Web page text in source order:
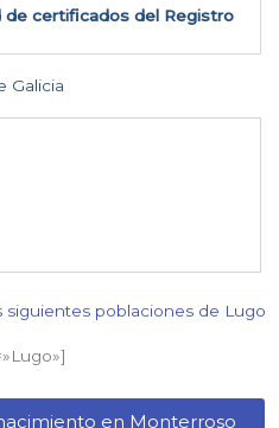
de certificados del Registro
Galicia
siguientes poblaciones de Lugo​
en Monterroso​